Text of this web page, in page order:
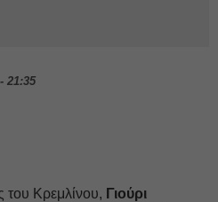
21:35
Κρεμλίνου, Γιούρι